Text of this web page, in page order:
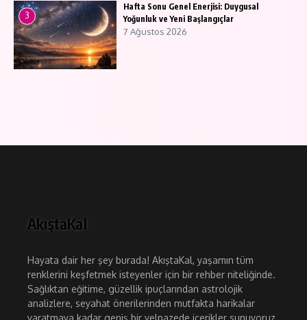
3
Hafta Sonu Genel Enerjisi: Duygusal
Yoğunluk ve Yeni Başlangıçlar
7 Ağustos 2026
AkıştaKal
Hayata dair her şey burada! AkıştaKal, yaşamın tüm
renklerini keşfetmek isteyenler için bir rehber niteliğinde.
Sağlıktan eğitime, güzellik ipuçlarından astrolojik
analizlere, seyahat önerilerinden mutfakta harikalar
yaratmaya kadar geniş bir yelpazede içerikler sunuyoruz.